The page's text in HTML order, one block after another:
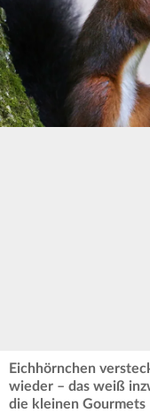
Eichhörnchen
wieder – das weiß
die kleinen Gourmets